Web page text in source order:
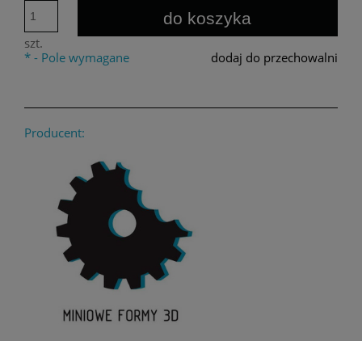
szt.
do koszyka
dodaj do przechowalni
* - Pole wymagane
Producent: